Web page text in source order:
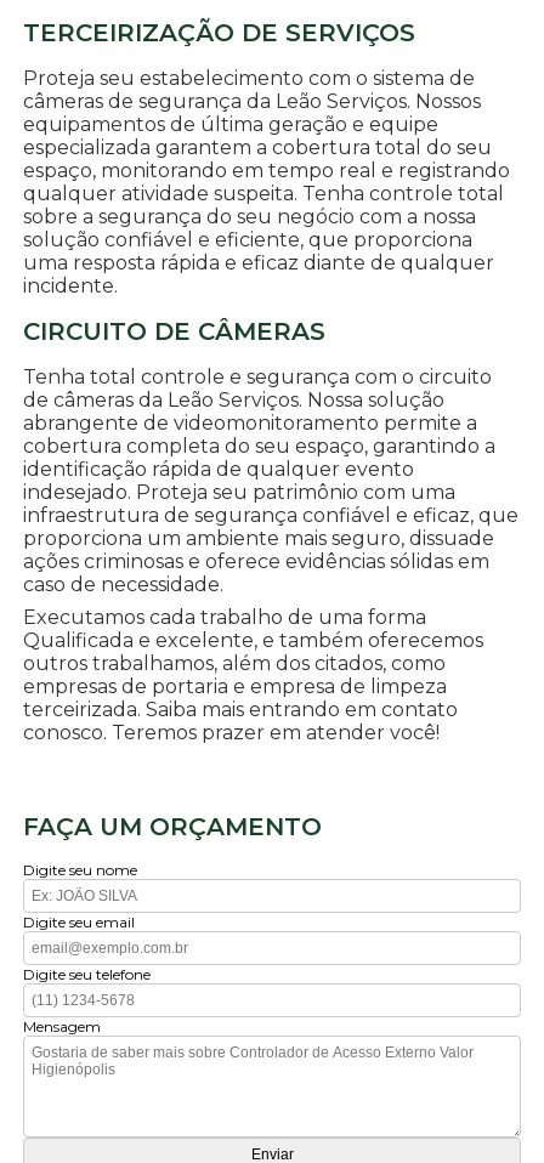
TERCEIRIZAÇÃO DE SERVIÇOS
Proteja seu estabelecimento com o sistema de
câmeras de segurança da Leão Serviços. Nossos
equipamentos de última geração e equipe
especializada garantem a cobertura total do seu
espaço, monitorando em tempo real e registrando
qualquer atividade suspeita. Tenha controle total
sobre a segurança do seu negócio com a nossa
solução confiável e eficiente, que proporciona
uma resposta rápida e eficaz diante de qualquer
incidente.
CIRCUITO DE CÂMERAS
Tenha total controle e segurança com o circuito
de câmeras da Leão Serviços. Nossa solução
abrangente de videomonitoramento permite a
cobertura completa do seu espaço, garantindo a
identificação rápida de qualquer evento
indesejado. Proteja seu patrimônio com uma
infraestrutura de segurança confiável e eficaz, que
proporciona um ambiente mais seguro, dissuade
ações criminosas e oferece evidências sólidas em
caso de necessidade.
Executamos cada trabalho de uma forma
Qualificada e excelente, e também oferecemos
outros trabalhamos, além dos citados, como
empresas de portaria e empresa de limpeza
terceirizada. Saiba mais entrando em contato
conosco. Teremos prazer em atender você!
FAÇA UM ORÇAMENTO
Digite seu nome
Digite seu email
Digite seu telefone
Mensagem